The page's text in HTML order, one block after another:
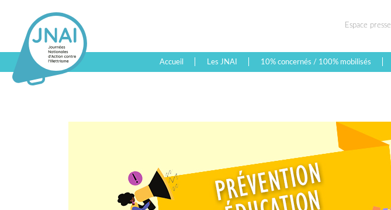
Espace presse
Accueil Les JNAI 10% concernés / 100% mobilisés